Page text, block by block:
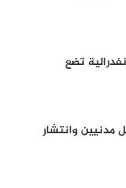
تضع
وانتشار